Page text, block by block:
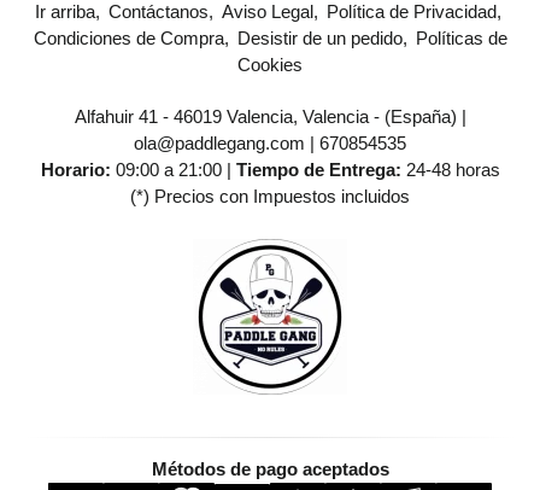
Ir arriba Contáctanos Aviso Legal
Política de Privacidad
Condiciones de Compra
Desistir de un pedido
Políticas de
Cookies
Alfahuir 41 - 46019 Valencia, Valencia - (España) |
ola@paddlegang.com | 670854535
Horario: 09:00 a 21:00 | Tiempo de Entrega: 24-48 horas
(*) Precios con Impuestos incluidos
Métodos de pago aceptados